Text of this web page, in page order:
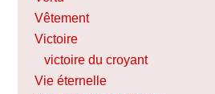
Vêtement
Victoire
victoire du croyant
Vie éternelle